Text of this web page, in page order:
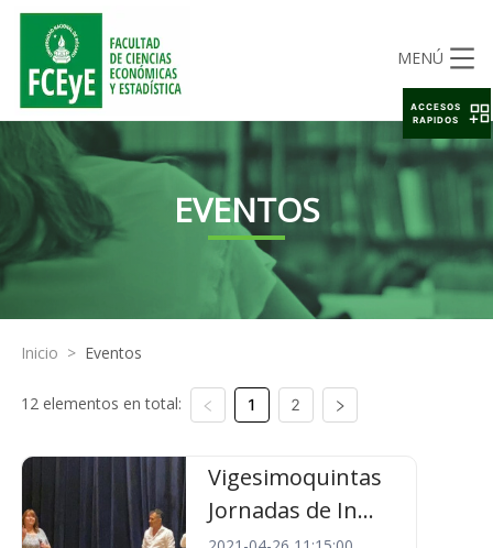
MENÚ
EVENTOS
Inicio > Eventos
12 elementos en total: 1 2
Vigesimoquintas
Jornadas de In...
ACCESOS
RAPIDOS